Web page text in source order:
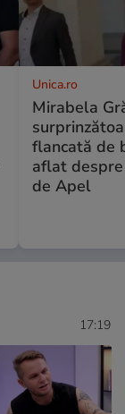
Unica.ro
Mirabela
flancată de
aflat
de Apel
17:19